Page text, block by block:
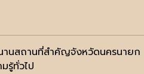
านสถานที่สำคัญจังหวัดนครนายก
รู้ทั่วไป